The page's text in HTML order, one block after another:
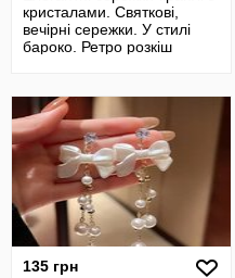
кристалами. Святкові,
вечірні сережки. У стилі
бароко. Ретро розкіш
135 грн